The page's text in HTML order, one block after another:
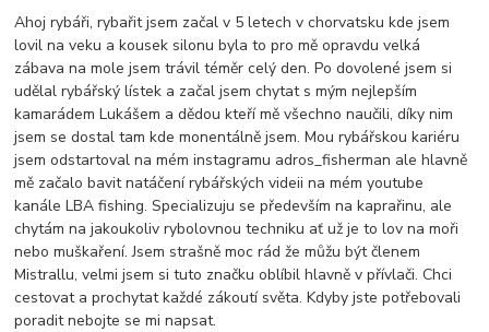
Ahoj rybáři, rybařit jsem začal v 5 letech v chorvatsku kde jsem
lovil na veku a kousek silonu byla to pro mě opravdu velká
zábava na mole jsem trávil téměr celý den. Po dovolené jsem si
udělal rybářský lístek a začal jsem chytat s mým nejlepším
kamarádem Lukášem a dědou kteří mě všechno naučili, díky nim
jsem se dostal tam kde monentálně jsem. Mou rybářskou kariéru
jsem odstartoval na mém instagramu adros_fisherman ale hlavně
mě začalo bavit natáčení rybářských videii na mém youtube
kanále LBA fishing. Specializuju se především na kaprařinu, ale
chytám na jakoukoliv rybolovnou techniku ať už je to lov na moři
nebo muškaření. Jsem strašně moc rád že můžu být členem
Mistrallu, velmi jsem si tuto značku oblíbil hlavně v přívlači. Chci
cestovat a prochytat každé zákoutí světa. Kdyby jste potřebovali
poradit nebojte se mi napsat.